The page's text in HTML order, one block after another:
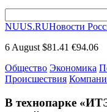
NUUS.RUНовости
6 August $81.41 €94.06
Общество Экономика
Происшествия
В технопарке